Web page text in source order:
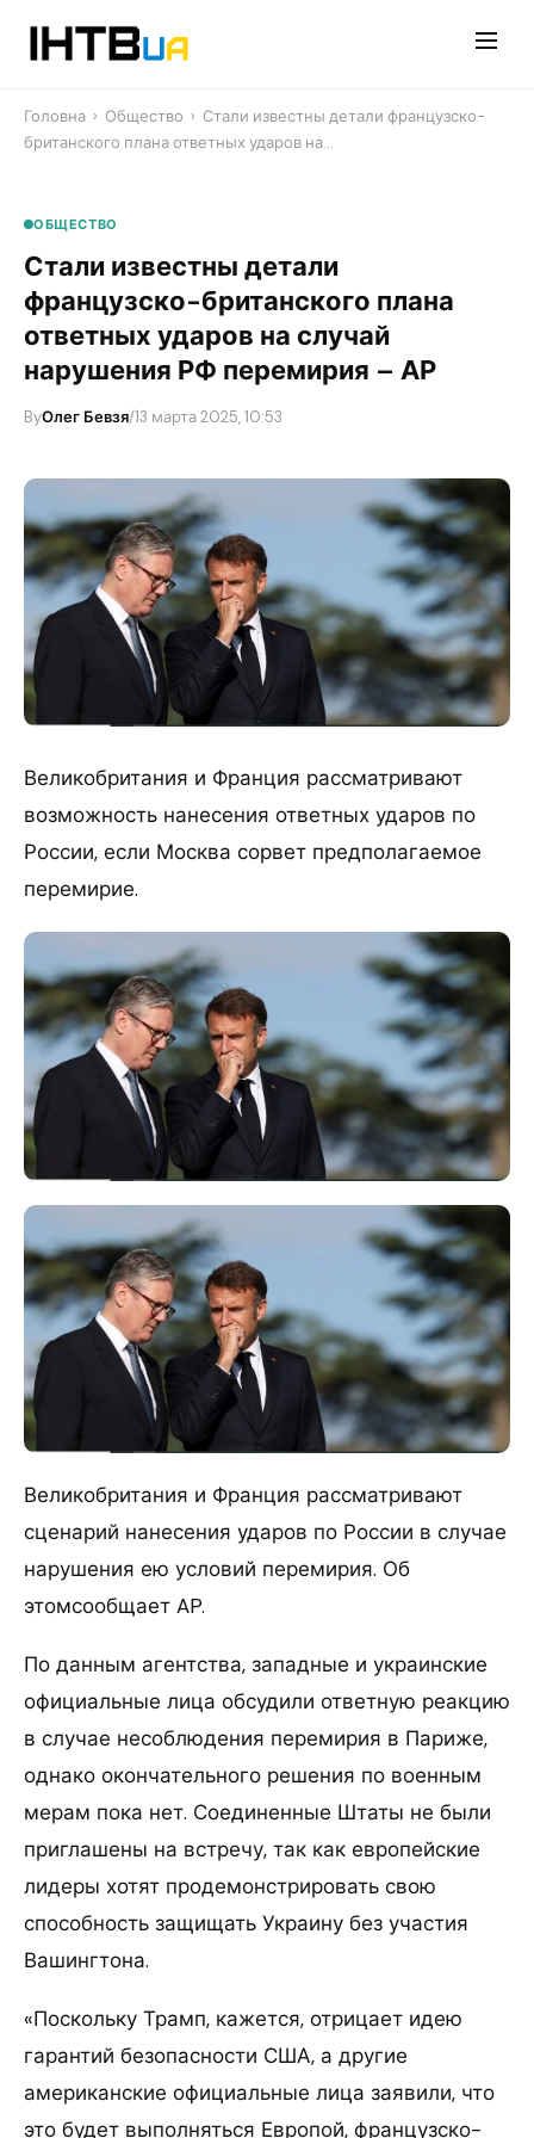
Головна › Общество › Стали известны детали французско-
британского плана ответных ударов на…
ОБЩЕСТВО
Стали известны детали
французско-британского плана
ответных ударов на случай
нарушения РФ перемирия – АР
ByОлег Бевзя/13 марта 2025, 10:53
Великобритания и Франция рассматривают
возможность нанесения ответных ударов по
России, если Москва сорвет предполагаемое
перемирие.
Великобритания и Франция рассматривают
сценарий нанесения ударов по России в случае
нарушения ею условий перемирия. Об
этомсообщает AP.
По данным агентства, западные и украинские
официальные лица обсудили ответную реакцию
в случае несоблюдения перемирия в Париже,
однако окончательного решения по военным
мерам пока нет. Соединенные Штаты не были
приглашены на встречу, так как европейские
лидеры хотят продемонстрировать свою
способность защищать Украину без участия
Вашингтона.
«Поскольку Трамп, кажется, отрицает идею
гарантий безопасности США, а другие
американские официальные лица заявили, что
это будет выполняться Европой, французско-